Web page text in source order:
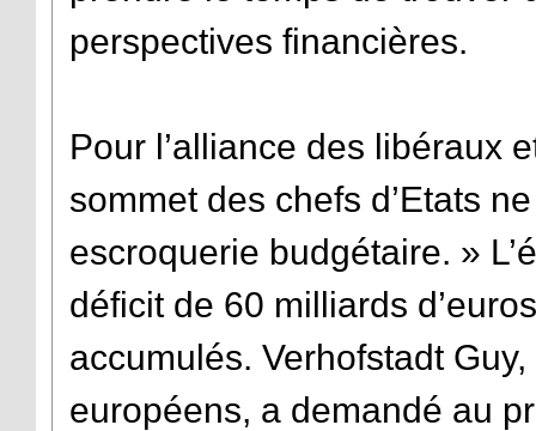
perspectives financières.
Pour l’alliance des libéraux
sommet des chefs d’Etats
escroquerie budgétaire. »
déficit de 60 milliards
accumulés. Verhofstadt
européens, a demandé au